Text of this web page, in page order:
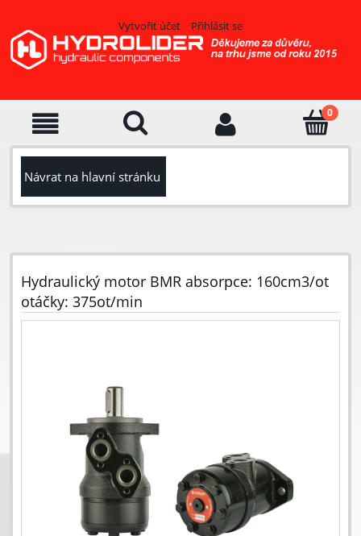
Vytvořit účet Přihlásit se
Návrat na hlavní stránku
Hydraulický motor BMR absorpce: 160cm3/ot
otáčky: 375ot/min